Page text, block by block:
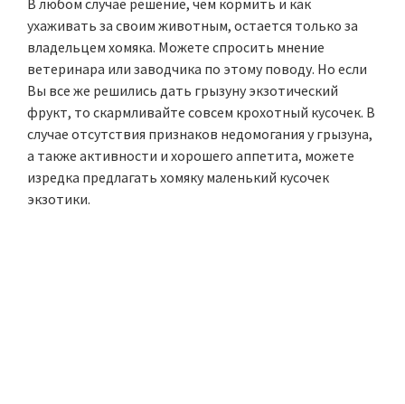
В любом случае решение, чем кормить и как
ухаживать за своим животным, остается только за
владельцем хомяка. Можете спросить мнение
ветеринара или заводчика по этому поводу. Но если
Вы все же решились дать грызуну экзотический
фрукт, то скармливайте совсем крохотный кусочек. В
случае отсутствия признаков недомогания у грызуна,
а также активности и хорошего аппетита, можете
изредка предлагать хомяку маленький кусочек
экзотики.